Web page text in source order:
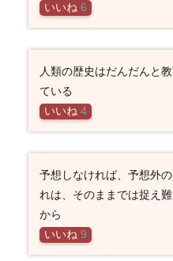
いいね 6
人類の歴史はだんだんと
ている
いいね 4
予想しなければ、予想外
れは、そのままでは捉え
から
いいね 9